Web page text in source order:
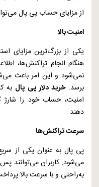
از مزایای حساب پی پال
امنیت بالا
یکی از بزرگ‌ترین مزایای
هنگام انجام تراکنش‌ها،
نمی‌شود و این امر باعث
برسد.خرید دلار پی پال به
امنیت، حساب خود را شارژ
دهند.
سرعت تراکنش‌ها
پی پال به عنوان یکی از
می‌شود. کاربران می‌توانند
به‌راحتی و با سرعت بالا